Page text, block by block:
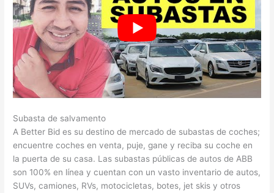
Subasta de salvamento
A Better Bid es su destino de mercado de subastas de coches;
encuentre coches en venta, puje, gane y reciba su coche en
la puerta de su casa. Las subastas públicas de autos de ABB
son 100% en línea y cuentan con un vasto inventario de autos,
SUVs, camiones, RVs, motocicletas, botes, jet skis y otros